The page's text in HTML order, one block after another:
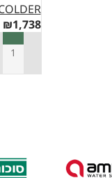
₪1,738
הוספה